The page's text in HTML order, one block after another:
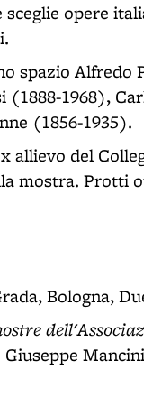
opere
spazio Alfredo
1968),
(1856-1935).
allievo del
mostra. Protti
Bologna,